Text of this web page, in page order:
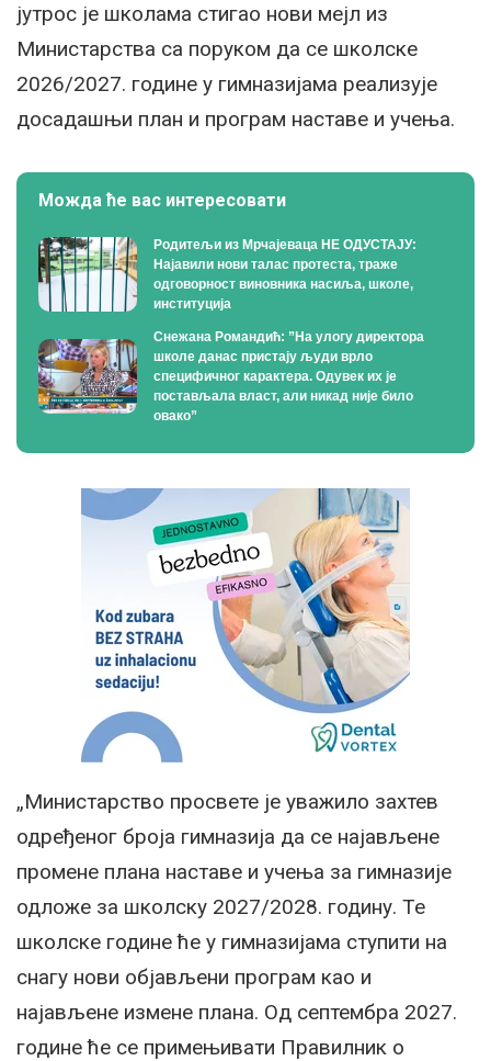
јутрос је школама стигао нови мејл из
Министарства са поруком да се школске
2026/2027. године у гимназијама реализује
досадашњи план и програм наставе и учења.
Можда ће вас интересовати
Родитељи из Мрчајеваца НЕ ОДУСТАЈУ:
Најавили нови талас протеста, траже
одговорност виновника насиља, школе,
институција
Снежана Романдић: ”На улогу директора
школе данас пристају људи врло
специфичног карактера. Одувек их је
постављала власт, али никад није било
овако”
„Министарство просвете је уважило захтев
одређеног броја гимназија да се најављене
промене плана наставе и учења за гимназије
одложе за школску 2027/2028. годину. Те
школске године ће у гимназијама ступити на
снагу нови објављени програм као и
најављене измене плана. Од септембра 2027.
године ће се примењивати Правилник о